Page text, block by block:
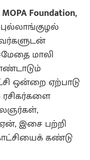
Foundation,
மாலி
ஒன்றை ஏற்பாடு
இசை பற்றி
கண்டு